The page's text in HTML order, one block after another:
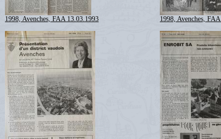
1998, Avenches, FAA 13.03.1993 1998, Avenches,